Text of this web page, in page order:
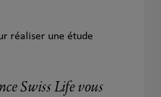
réaliser une étude
Swiss Life vous